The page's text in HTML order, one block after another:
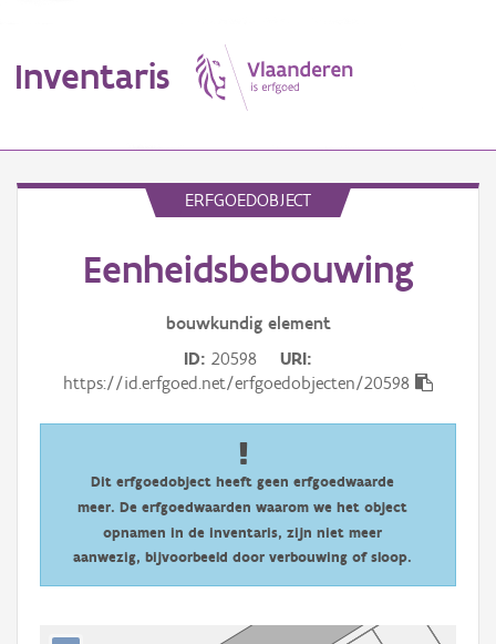
Inventaris
Erfgoedobject
Persoon of collectief
Downloads
ERFGOEDOBJECT
Eenheidsbebouwing
bouwkundig element
ID 20598
URI
https://id.erfgoed.net/erfgoedobjecten/20598
Dit erfgoedobject heeft geen erfgoedwaarde
meer. De erfgoedwaarden waarom we het object
opnamen in de inventaris, zijn niet meer
aanwezig, bijvoorbeeld door verbouwing of sloop.